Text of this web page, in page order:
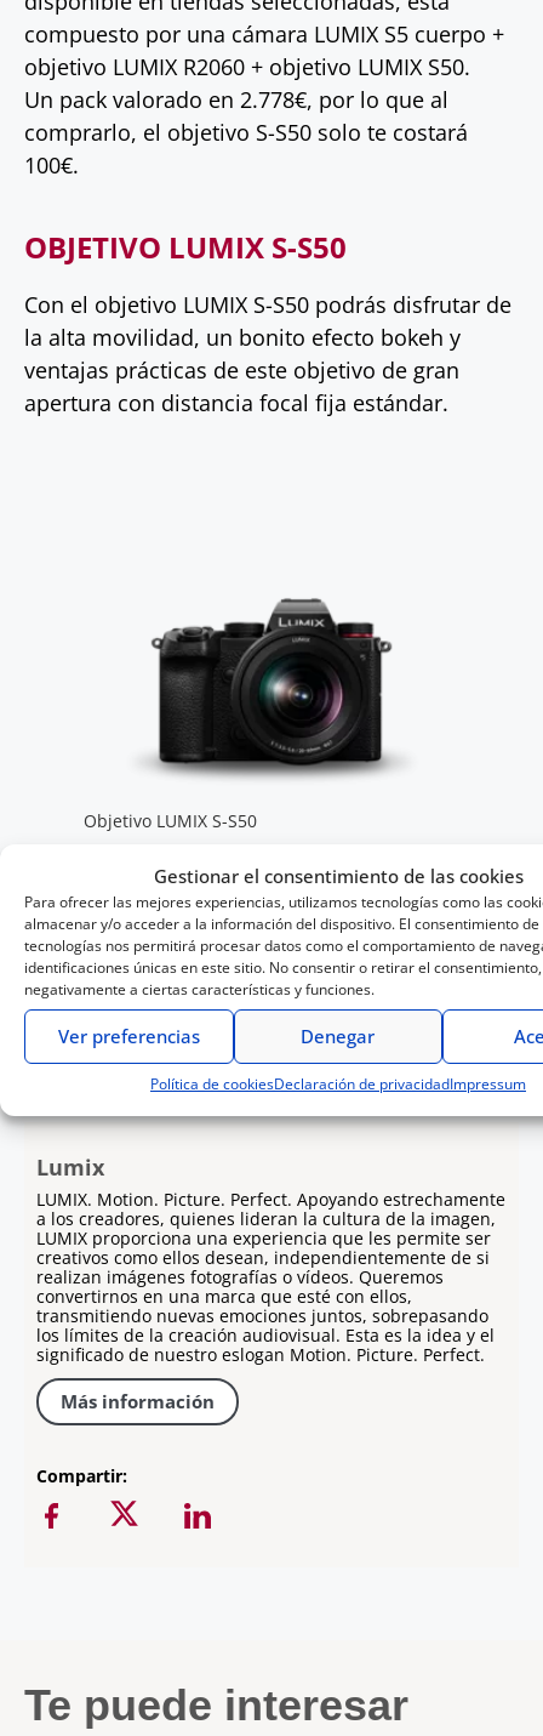
Gestionar el consentimiento de las cookies
Para ofrecer las mejores experiencias, utilizamos tecnologías como las
almacenar y/o acceder a la información del dispositivo. El consentimiento de
tecnologías nos permitirá procesar datos como el comportamiento de
identificaciones únicas en este sitio. No consentir o retirar el
negativamente a ciertas características y funciones.
Denegar
Ver preferencias
Política de cookiesDeclaración de privacidadImpressum
compuesto por una cámara LUMIX S5 cuerpo +
objetivo LUMIX R2060 + objetivo LUMIX S50.
Un pack valorado en 2.778€, por lo que al
comprarlo, el objetivo S-S50 solo te costará
100€.
OBJETIVO LUMIX S-S50
Con el objetivo LUMIX S-S50 podrás disfrutar de
la alta movilidad, un bonito efecto bokeh y
ventajas prácticas de este objetivo de gran
apertura con distancia focal fija estándar.
Objetivo LUMIX S-S50
Encuentra tu tienda más cercana
Lumix
LUMIX. Motion. Picture. Perfect. Apoyando estrechamente
a los creadores, quienes lideran la cultura de la imagen,
LUMIX proporciona una experiencia que les permite ser
creativos como ellos desean, independientemente de si
realizan imágenes fotografías o vídeos. Queremos
convertirnos en una marca que esté con ellos,
transmitiendo nuevas emociones juntos, sobrepasando
los límites de la creación audiovisual. Esta es la idea y el
significado de nuestro eslogan Motion. Picture. Perfect.
Más información
Compartir:
Te puede interesar